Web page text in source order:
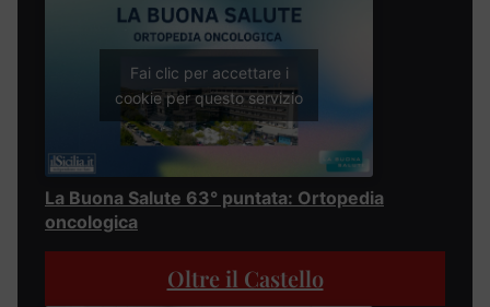
Fai clic per accettare i
cookie per questo servizio
La Buona Salute 63° puntata: Ortopedia
oncologica
Oltre il Castello